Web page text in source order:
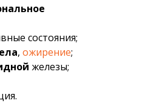
состояния;
, ожирение;
железы;